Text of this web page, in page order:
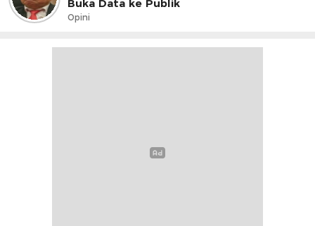
Buka Data ke Publik
Opini